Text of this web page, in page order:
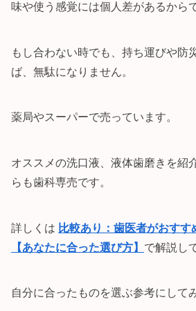
味や使う感覚には個人差があるから
もし合わない時でも、持ち運びや防
ば、無駄になりません。
薬局やスーパーで売っています。
オススメの洗口液、液体歯磨きを紹
らも歯科専売です。
詳しくは 比較あり：歯医者がおすす
【あなたに合った選び方】 で解説し
自分に合ったものを選ぶ参考にして